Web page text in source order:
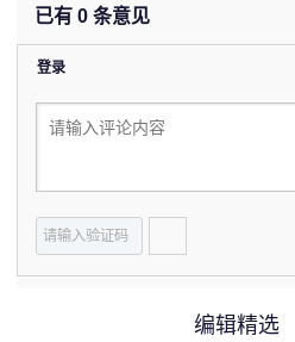
已有 0 条意见
登录
编辑精选